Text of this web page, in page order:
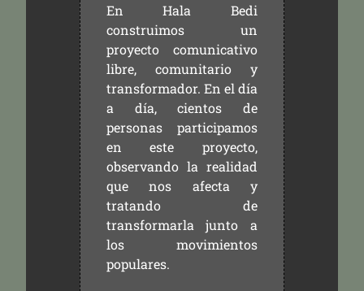
En Hala Bedi
construimos un
proyecto comunicativo
libre, comunitario y
transformador. En el día
a día, cientos de
personas participamos
en este proyecto,
observando la realidad
que nos afecta y
tratando de
transformarla junto a
los movimientos
populares.